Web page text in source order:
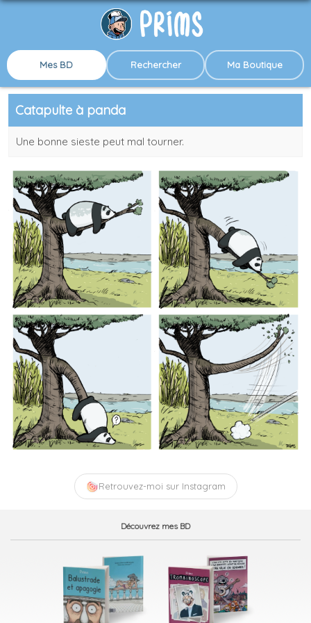
Mes BD Rechercher Ma Boutique
Catapulte à panda
Une bonne sieste peut mal tourner.
Retrouvez-moi sur Instagram
Découvrez mes BD